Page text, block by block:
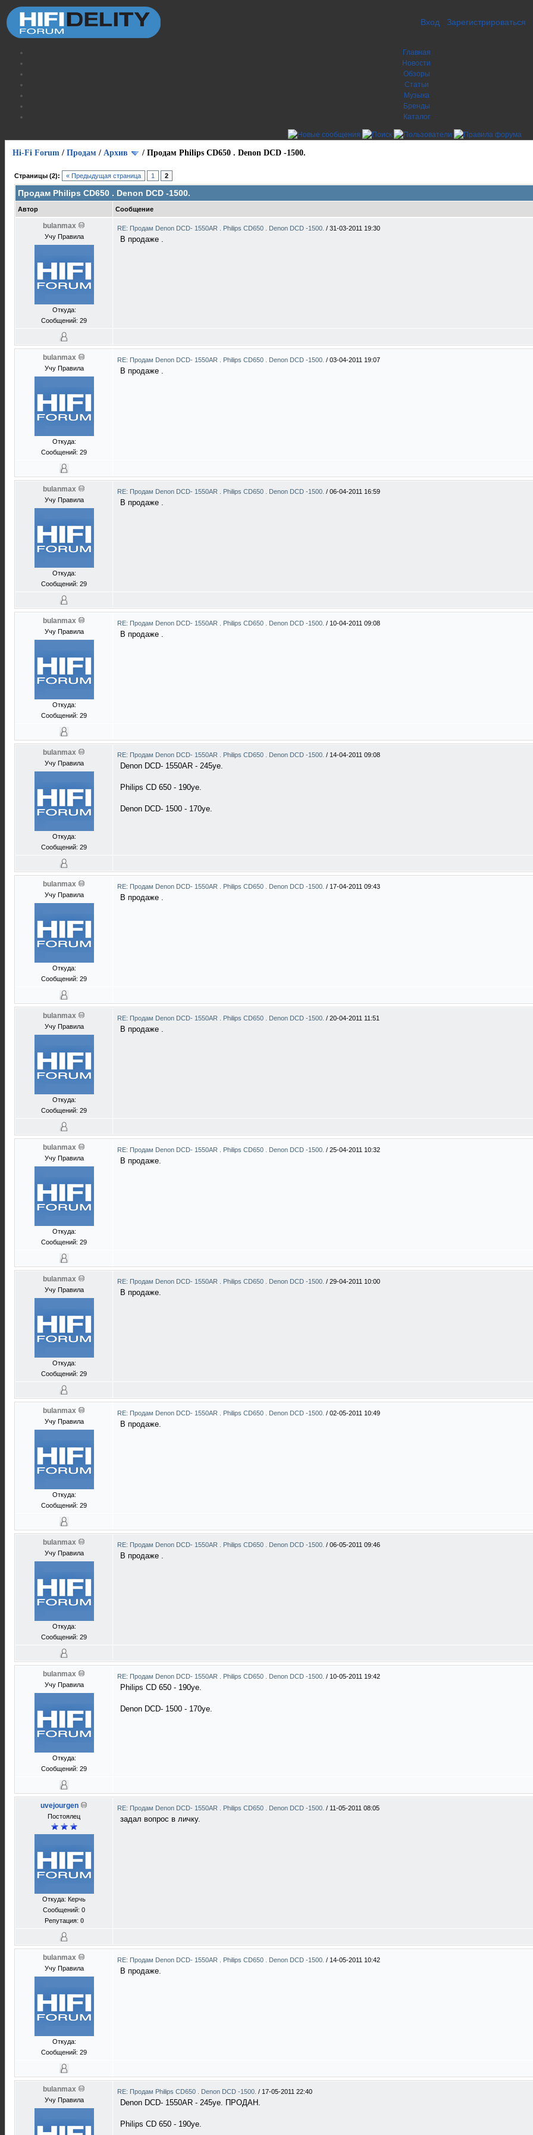
Вход Зарегистрироваться
Главная
Новости
Обзоры
Статьи
Музыка
Бренды
Каталог
Hi-Fi Forum / Продам / Архив / Продам Philips CD650 . Denon DCD -1500.
Страницы (2): « Предыдущая страница 1 2
Продам Philips CD650 . Denon DCD -1500.
Автор Сообщение
bulanmax
Учу Правила
Откуда:
Сообщений: 29
RE: Продам Denon DCD- 1550AR . Philips CD650 . Denon DCD -1500. / 31-03-2011 19:30
В продаже .
bulanmax
Учу Правила
Откуда:
Сообщений: 29
RE: Продам Denon DCD- 1550AR . Philips CD650 . Denon DCD -1500. / 03-04-2011 19:07
В продаже .
bulanmax
Учу Правила
Откуда:
Сообщений: 29
RE: Продам Denon DCD- 1550AR . Philips CD650 . Denon DCD -1500. / 06-04-2011 16:59
В продаже .
bulanmax
Учу Правила
Откуда:
Сообщений: 29
RE: Продам Denon DCD- 1550AR . Philips CD650 . Denon DCD -1500. / 10-04-2011 09:08
В продаже .
bulanmax
Учу Правила
Откуда:
Сообщений: 29
RE: Продам Denon DCD- 1550AR . Philips CD650 . Denon DCD -1500. / 14-04-2011 09:08
Denon DCD- 1550AR - 245уе.
Philips CD 650 - 190уе.
Denon DCD- 1500 - 170уе.
bulanmax
Учу Правила
Откуда:
Сообщений: 29
RE: Продам Denon DCD- 1550AR . Philips CD650 . Denon DCD -1500. / 17-04-2011 09:43
В продаже .
bulanmax
Учу Правила
Откуда:
Сообщений: 29
RE: Продам Denon DCD- 1550AR . Philips CD650 . Denon DCD -1500. / 20-04-2011 11:51
В продаже .
bulanmax
Учу Правила
Откуда:
Сообщений: 29
RE: Продам Denon DCD- 1550AR . Philips CD650 . Denon DCD -1500. / 25-04-2011 10:32
В продаже.
bulanmax
Учу Правила
Откуда:
Сообщений: 29
RE: Продам Denon DCD- 1550AR . Philips CD650 . Denon DCD -1500. / 29-04-2011 10:00
В продаже.
bulanmax
Учу Правила
Откуда:
Сообщений: 29
RE: Продам Denon DCD- 1550AR . Philips CD650 . Denon DCD -1500. / 02-05-2011 10:49
В продаже.
bulanmax
Учу Правила
Откуда:
Сообщений: 29
RE: Продам Denon DCD- 1550AR . Philips CD650 . Denon DCD -1500. / 06-05-2011 09:46
В продаже .
bulanmax
Учу Правила
Откуда:
Сообщений: 29
RE: Продам Denon DCD- 1550AR . Philips CD650 . Denon DCD -1500. / 10-05-2011 19:42
Philips CD 650 - 190уе.
Denon DCD- 1500 - 170уе.
uvejourgen
Постоялец
Откуда: Керчь
Сообщений: 0
Репутация: 0
RE: Продам Denon DCD- 1550AR . Philips CD650 . Denon DCD -1500. / 11-05-2011 08:05
задал вопрос в личку.
bulanmax
Учу Правила
Откуда:
Сообщений: 29
RE: Продам Denon DCD- 1550AR . Philips CD650 . Denon DCD -1500. / 14-05-2011 10:42
В продаже.
bulanmax
Учу Правила
RE: Продам Philips CD650 . Denon DCD -1500. / 17-05-2011 22:40
Denon DCD- 1550AR - 245уе. ПРОДАН.
Philips CD 650 - 190уе.